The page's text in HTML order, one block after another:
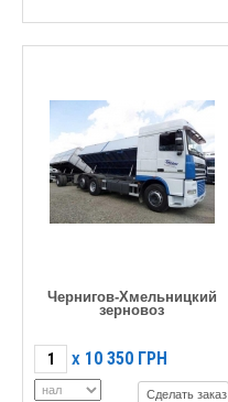
Чернигов-Хмельницкий
зерновоз
X 10 350 ГРН
Сделать заказ